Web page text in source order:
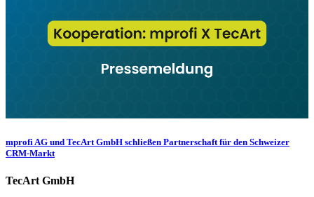
mprofi AG und TecArt GmbH schließen Partnerschaft für den Schweizer
CRM-Markt
TecArt GmbH